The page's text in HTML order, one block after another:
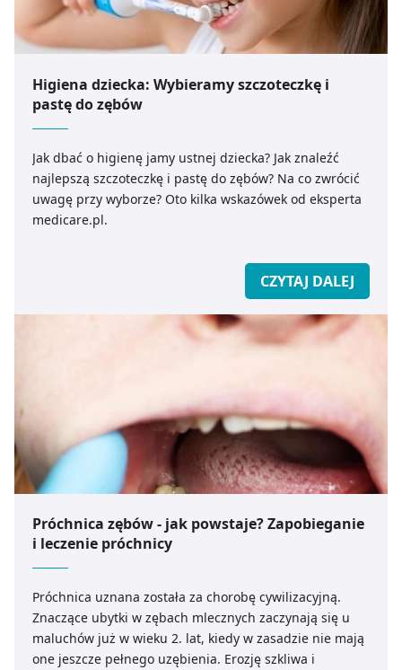
Higiena dziecka: Wybieramy szczoteczkę i
pastę do zębów
Jak dbać o higienę jamy ustnej dziecka? Jak znaleźć
najlepszą szczoteczkę i pastę do zębów? Na co zwrócić
uwagę przy wyborze? Oto kilka wskazówek od eksperta
medicare.pl.
CZYTAJ DALEJ
Próchnica zębów - jak powstaje? Zapobieganie
i leczenie próchnicy
Próchnica uznana została za chorobę cywilizacyjną.
Znaczące ubytki w zębach mlecznych zaczynają się u
maluchów już w wieku 2. lat, kiedy w zasadzie nie mają
one jeszcze pełnego uzębienia. Erozję szkliwa i